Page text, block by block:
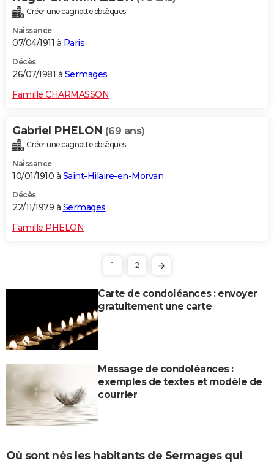
Créer une cagnotte obsèques
Naissance
07/04/1911 à Paris
Décès
26/07/1981 à Sermages
Famille CHARMASSON
Gabriel PHELON (69 ans)
Créer une cagnotte obsèques
Naissance
10/01/1910 à Saint-Hilaire-en-Morvan
Décès
22/11/1979 à Sermages
Famille PHELON
1 2
Carte de condoléances : envoyer
gratuitement une carte
Message de condoléances :
exemples de textes et modèle de
courrier
Où sont nés les habitants de Sermages qui